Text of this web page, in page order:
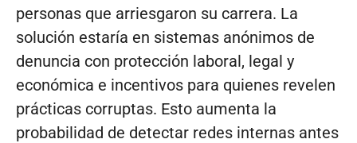
personas que arriesgaron su carrera. La
solución estaría en sistemas anónimos de
denuncia con protección laboral, legal y
económica e incentivos para quienes revelen
prácticas corruptas. Esto aumenta la
probabilidad de detectar redes internas antes